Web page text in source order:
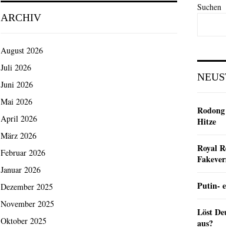
ARCHIV
August 2026
Juli 2026
Juni 2026
Mai 2026
April 2026
März 2026
Februar 2026
Januar 2026
Dezember 2025
November 2025
Oktober 2025
Suchen
Hitze
Royal
Putin-
Löst
aus?